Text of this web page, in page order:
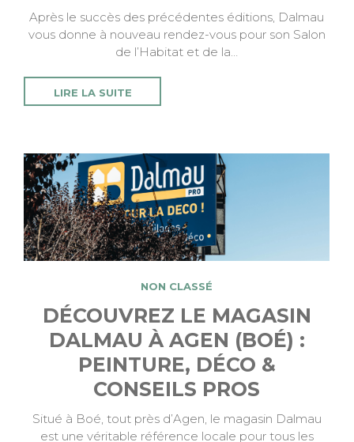
Après le succès des précédentes éditions, Dalmau
vous donne à nouveau rendez-vous pour son Salon
de l’Habitat et de la…
LIRE LA SUITE
DÉCOUVREZ LE MAGASIN
DALMAU À AGEN (BOÉ) :
PEINTURE, DÉCO &
CONSEILS PROS
NON CLASSÉ
Situé à Boé, tout près d’Agen, le magasin Dalmau
est une véritable référence locale pour tous les